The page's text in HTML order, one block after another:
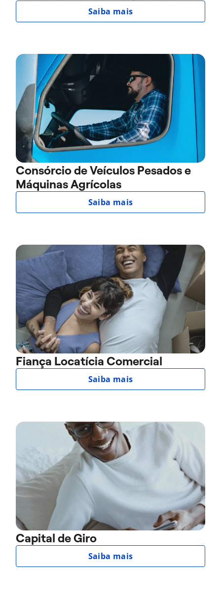
Saiba mais
Consórcio de Veículos Pesados e
Máquinas Agrícolas
Saiba mais
Fiança Locatícia Comercial
Saiba mais
Capital de Giro
Saiba mais